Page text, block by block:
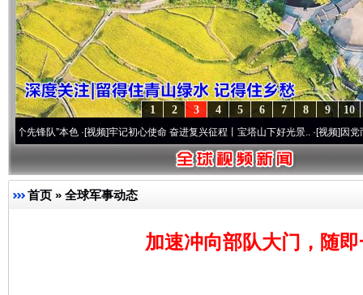
10
9
8
7
6
5
4
3
2
1
本色·[视频]牢记初心使命 奋进复兴征程丨宝塔山下好光景..·[视频]因党而生 为党而
首页 » 全球军事动态
加速冲向部队大门，随